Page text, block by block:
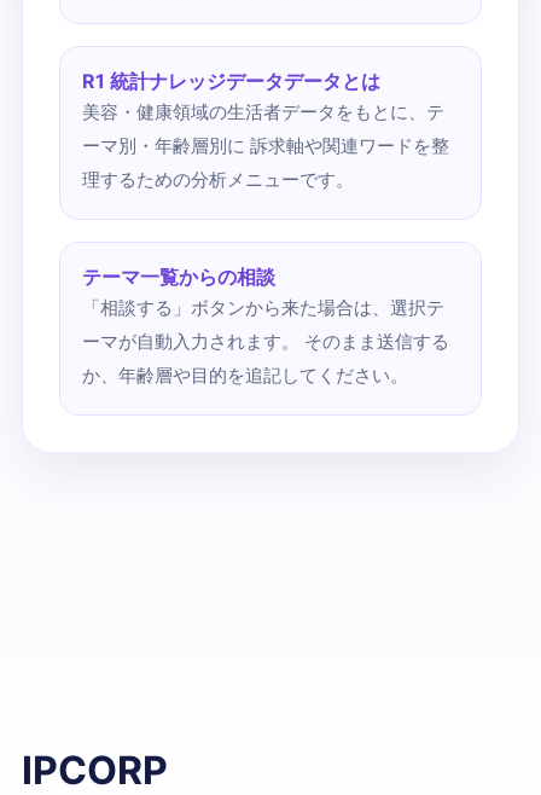
R1 統計ナレッジデータデータとは
美容・健康領域の生活者データをもとに、テ
ーマ別・年齢層別に 訴求軸や関連ワードを整
理するための分析メニューです。
テーマ一覧からの相談
「相談する」ボタンから来た場合は、選択テ
ーマが自動入力されます。 そのまま送信する
か、年齢層や目的を追記してください。
IPCORP